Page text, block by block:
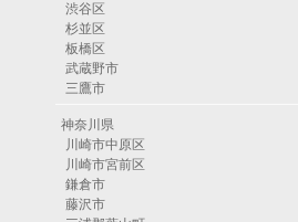
渋谷区
杉並区
板橋区
武蔵野市
三鷹市
神奈川県
川崎市中原区
川崎市宮前区
鎌倉市
藤沢市